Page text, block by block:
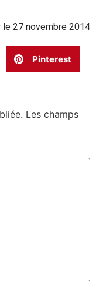
le 27 novembre 2014
Pinterest
Les champs